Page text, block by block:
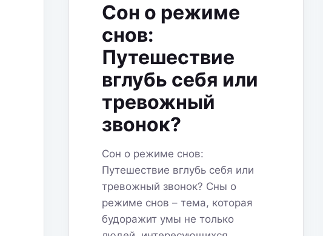
Сон о режиме
снов:
Путешествие
вглубь себя или
тревожный
звонок?
Сон о режиме снов:
Путешествие вглубь себя или
тревожный звонок? Сны о
режиме снов – тема, которая
будоражит умы не только